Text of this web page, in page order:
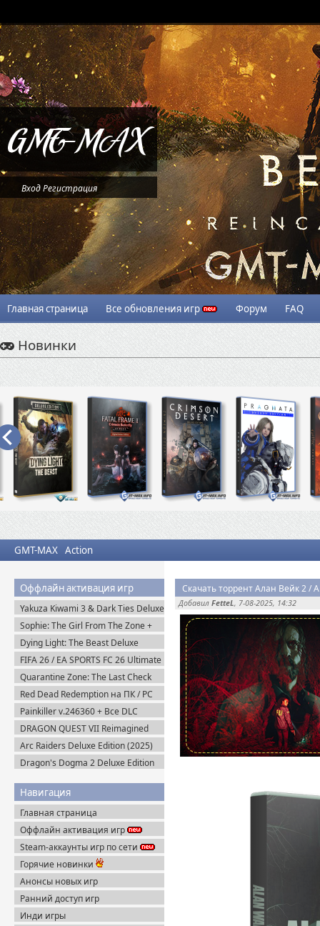
ВходРегистрация
Главная страница Все обновления игр Форум FAQ
Новинки
GMT-MAX Action
Оффлайн активация игр
Yakuza Kiwami 3 & Dark Ties Deluxe
Edition (2026) Steam-Rip
Sophie: The Girl From The Zone +
DLC (2026) Пиратка
Dying Light: The Beast Deluxe
Edition v.1.6.4 + Все DLC (2025)
Пиратка
FIFA 26 / EA SPORTS FC 26 Ultimate
Edition (2025) EA-Rip
Quarantine Zone: The Last Check
v.1.1.13.2054 + Все DLC (2026)
Пиратка
Red Dead Redemption на ПК / PC
(2024) Пиратка
Painkiller v.246360 + Все DLC
(2025) Portable
DRAGON QUEST VII Reimagined
v.1.1.1.0 + Все DLC (2026) Пиратка
Arc Raiders Deluxe Edition (2025)
Steam-Rip
Dragon's Dogma 2 Deluxe Edition
Навигация
Главная страница
Оффлайн активация игр
Steam-аккаунты игр по сети
Горячие новинки
Анонсы новых игр
Ранний доступ игр
Инди игры
Добавил FetteL, 7-08-2025, 14:32